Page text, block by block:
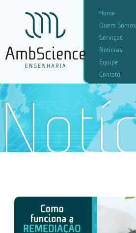
Home
Quem Somos
Serviços
Notícias
Equipe
Contato